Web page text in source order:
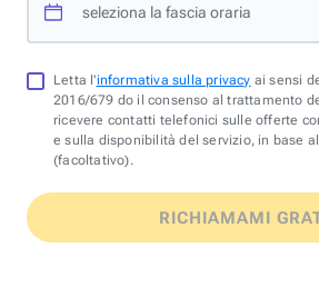
seleziona la fascia oraria
Letta l'informativa sulla privacy ai sensi
2016/679 do il consenso al trattamento
ricevere contatti telefonici sulle offerte
e sulla disponibilità del servizio, in base
(facoltativo).
RICHIAMAMI